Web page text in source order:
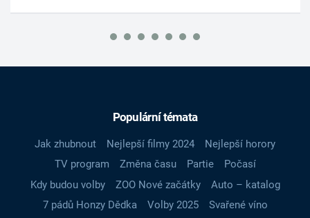
Populární témata
Jak zhubnout Nejlepší filmy 2024
Nejlepší horory
TV program
Změna času Partie
Počasí
Kdy budou volby
ZOO Nové začátky
Auto – katalog
7 pádů Honzy Dědka
Volby 2025
Svařené víno